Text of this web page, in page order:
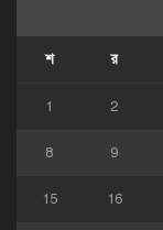
শ র
1 2
8 9
15 16